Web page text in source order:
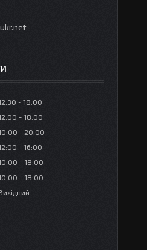
18:00
18:00
20:00
16:00
18:00
18:00